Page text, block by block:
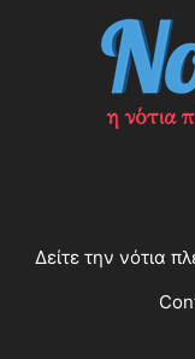
Δείτε την νότια